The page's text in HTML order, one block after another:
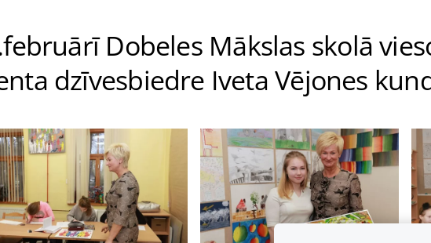
Dobeles Mākslas skolā
dzīvesbiedre Iveta Vējones